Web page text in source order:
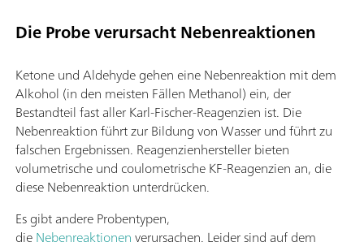
Die Probe verursacht Nebenreaktionen
Ketone und Aldehyde gehen eine Nebenreaktion mit dem
Alkohol (in den meisten Fällen Methanol) ein, der
Bestandteil fast aller Karl-Fischer-Reagenzien ist. Die
Nebenreaktion führt zur Bildung von Wasser und führt zu
falschen Ergebnissen. Reagenzienhersteller bieten
volumetrische und coulometrische KF-Reagenzien an, die
diese Nebenreaktion unterdrücken.
Es gibt andere Probentypen,
dieNebenreaktionenverursachen. Leider sind auf dem